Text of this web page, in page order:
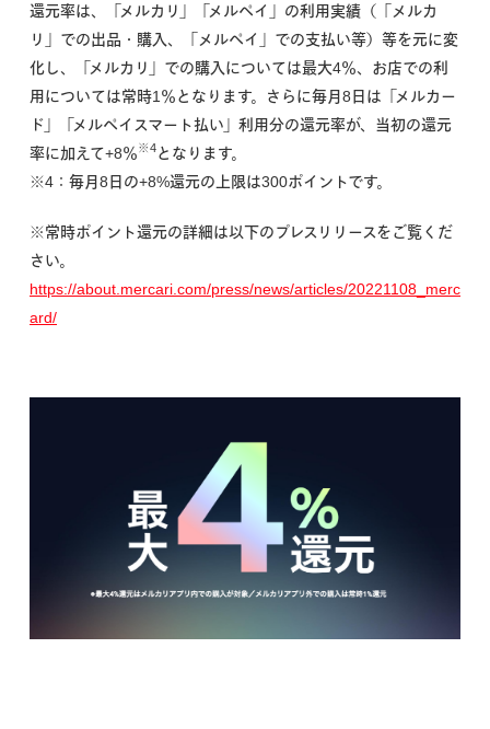
還元率は、「メルカリ」「メルペイ」の利用実績（「メルカ
リ」での出品・購入、「メルペイ」での支払い等）等を元に変
化し、「メルカリ」での購入については最大4％、お店での利
用については常時1％となります。さらに毎月8日は「メルカー
ド」「メルペイスマート払い」利用分の還元率が、当初の還元
率に加えて+8％※4となります。
※4：毎月8日の+8%還元の上限は300ポイントです。
※常時ポイント還元の詳細は以下のプレスリリースをご覧くだ
さい。
https://about.mercari.com/press/news/articles/20221108_merc
ard/